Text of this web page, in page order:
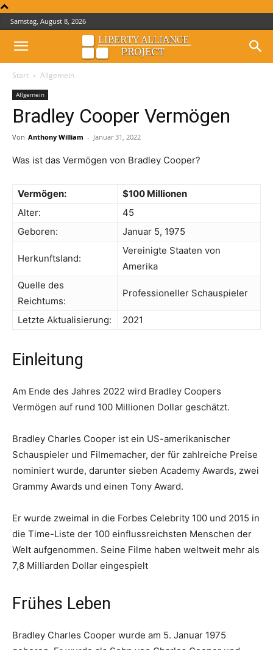
Samstag, August 8, 2026
Start Allgemein
Allgemein
Bradley Cooper Vermögen
Von Anthony William - Januar 31, 2022
Was ist das Vermögen von Bradley Cooper?
Vermögen:
$100 Millionen
Alter:
45
Geboren:
Januar 5, 1975
Herkunftsland:
Vereinigte Staaten von
Amerika
Quelle des
Reichtums:
Professioneller Schauspieler
Letzte Aktualisierung: 2021
Einleitung
Am Ende des Jahres 2022 wird Bradley Coopers
Vermögen auf rund 100 Millionen Dollar geschätzt.
Bradley Charles Cooper ist ein US-amerikanischer
Schauspieler und Filmemacher, der für zahlreiche Preise
nominiert wurde, darunter sieben Academy Awards, zwei
Grammy Awards und einen Tony Award.
Er wurde zweimal in die Forbes Celebrity 100 und 2015 in
die Time-Liste der 100 einflussreichsten Menschen der
Welt aufgenommen. Seine Filme haben weltweit mehr als
7,8 Milliarden Dollar eingespielt
Frühes Leben
Bradley Charles Cooper wurde am 5. Januar 1975